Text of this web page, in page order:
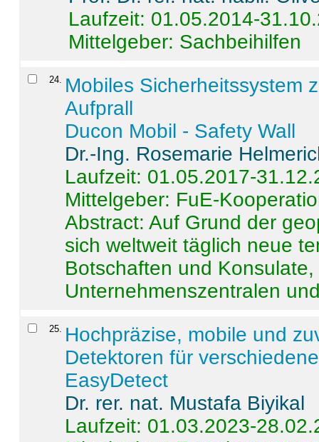
Laufzeit: 01.05.2014-
Mittelgeber: Sachbeihilfen
24. Mobiles Sicherheitssystem
Aufprall
Ducon Mobil - Safety Wall
Dr.-Ing. Rosemarie
Laufzeit: 01.05.2017-
Mittelgeber: FuE-
Abstract:Auf Grund der
sich weltweit täglich neue
Botschaften und
Unternehmenszentralen
25. Hochpräzise, mobile und
Detektoren für
EasyDetect
Dr. rer. nat. Mustafa Biyikal
Laufzeit: 01.03.2023-